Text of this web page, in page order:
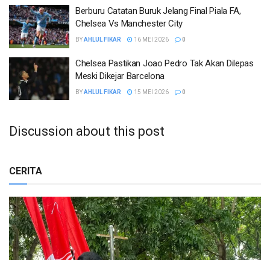
Berburu Catatan Buruk Jelang Final Piala FA,
Chelsea Vs Manchester City
BYAHLUL FIKAR 16 MEI 2026 0
Chelsea Pastikan Joao Pedro Tak Akan Dilepas
Meski Dikejar Barcelona
BYAHLUL FIKAR 15 MEI 2026 0
Discussion about this post
CERITA